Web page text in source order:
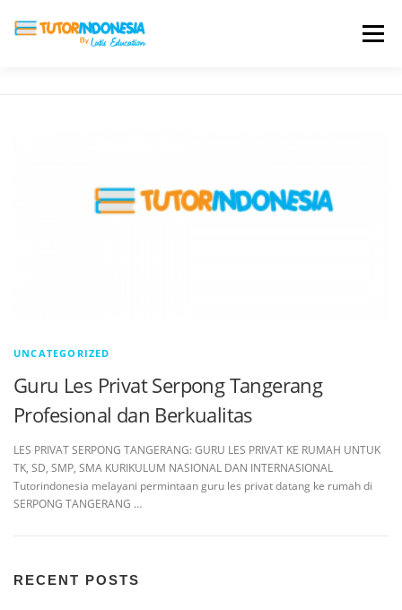
Menu
UNCATEGORIZED
Guru Les Privat Serpong Tangerang
Profesional dan Berkualitas
LES PRIVAT SERPONG TANGERANG: GURU LES PRIVAT KE RUMAH UNTUK
TK, SD, SMP, SMA KURIKULUM NASIONAL DAN INTERNASIONAL
Tutorindonesia melayani permintaan guru les privat datang ke rumah di
SERPONG TANGERANG …
RECENT POSTS